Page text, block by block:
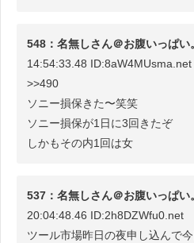
548：名無しさん＠お腹いっぱ
14:54:33.48 ID:8aW4MUsma.net
>>490
ソニー損保きた〜笑笑
ソニー損保が1日に3回きたぞ
しかもその内1回は女
537：名無しさん＠お腹いっぱ
20:04:48.46 ID:2h8DZWfu0.net
ツール市場昨日の夜申し込んで